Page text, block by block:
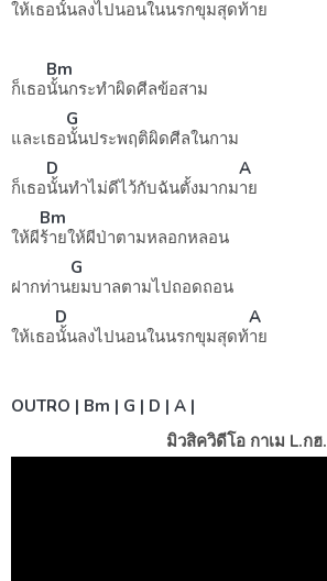
ให้เธอนั้นลงไปนอนในนรกขุมสุดท้าย
ก็เธอ
Bm
นั้นกระทำผิดศีลข้อสาม
และเธอ
G
นั้นประพฤติผิดศีลในกาม
ก็เธอ
D
นั้นทำไม่ดีไว้กับฉันตั้งมากม
A
าย
ให้ผี
Bm
ร้ายให้ผีป่าตามหลอกหลอน
ฝากท่าน
G
ยมบาลตามไปถอดถอน
ให้เธอ
D
นั้นลงไปนอนในนรกขุมสุดท้
A
าย
OUTRO | Bm | G | D | A |
มิวสิควิดีโอ กาเม L.กฮ.